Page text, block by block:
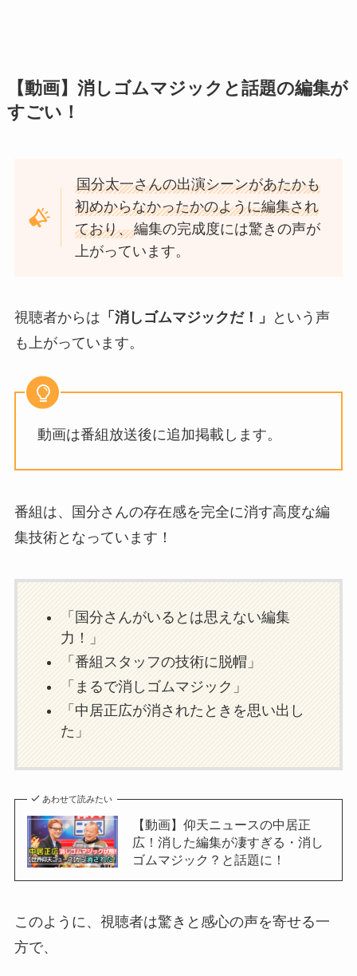
【動画】消しゴムマジックと話題の編集が
すごい！
国分太一さんの出演シーンがあたかも
初めからなかったかのように編集され
ており、編集の完成度には驚きの声が
上がっています。
視聴者からは 「消しゴムマジックだ！」
という声
も上がっています。
動画は番組放送後に追加掲載します。
番組は、国分さんの存在感を完全に消す高度な編
集技術となっています！
「国分さんがいるとは思えない編集
力！」
「番組スタッフの技術に脱帽」
「まるで消しゴムマジック」
「中居正広が消されたときを思い出し
た」
あわせて読みたい
【動画】仰天ニュースの中居正
広！消した編集が凄すぎる・消し
ゴムマジック？と話題に！
このように、視聴者は驚きと感心の声を寄せる一
方で、